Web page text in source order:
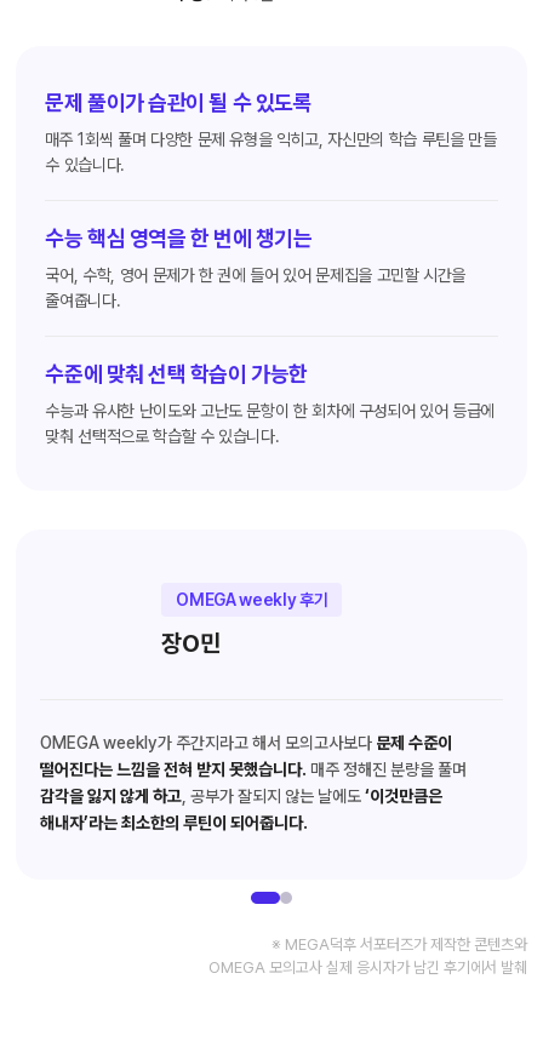
문제 풀이가 습관이 될 수 있도록
매주 1회씩 풀며 다양한 문제 유형을 익히고, 자신만의 학습 루틴을 만들
수 있습니다.
수능 핵심 영역을 한 번에 챙기는
국어, 수학, 영어 문제가 한 권에 들어 있어 문제집을 고민할 시간을
줄여줍니다.
수준에 맞춰 선택 학습이 가능한
수능과 유사한 난이도와 고난도 문항이 한 회차에 구성되어 있어 등급에
맞춰 선택적으로 학습할 수 있습니다.
OMEGA weekly 후기
장O민
OMEGA weekly가 주간지라고 해서 모의고사보다 문제 수준이
떨어진다는 느낌을 전혀 받지 못했습니다. 매주 정해진 분량을 풀며
감각을 잃지 않게 하고 , 공부가 잘되지 않는 날에도‘이것만큼은
해내자’라는 최소한의 루틴이 되어줍니다.
※ MEGA덕후 서포터즈가 제작한 콘텐츠와
OMEGA 모의고사 실제 응시자가 남긴 후기에서 발췌